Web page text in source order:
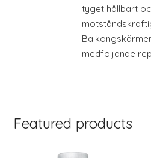
tyget hållbart
medföljande
Featured products